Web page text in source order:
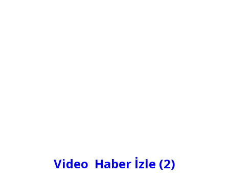
Video Haber İzle (2)